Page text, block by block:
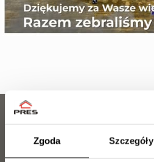
Zgoda Szczegóły
DZIAŁ SPRZEDAŻY